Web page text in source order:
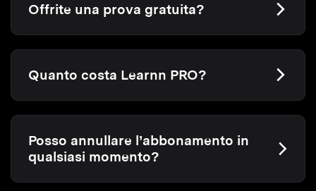
Offrite una prova gratuita?
Quanto costa Learnn PRO?
Posso annullare l’abbonamento in
qualsiasi momento?